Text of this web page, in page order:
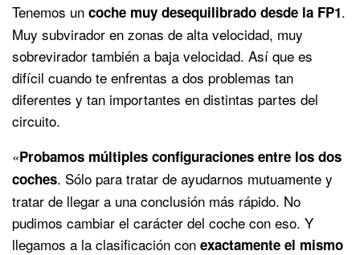
Tenemos un coche muy desequilibrado desde la FP1.
Muy subvirador en zonas de alta velocidad, muy
sobrevirador también a baja velocidad. Así que es
difícil cuando te enfrentas a dos problemas tan
diferentes y tan importantes en distintas partes del
circuito.
«Probamos múltiples configuraciones entre los dos
coches. Sólo para tratar de ayudarnos mutuamente y
tratar de llegar a una conclusión más rápido. No
pudimos cambiar el carácter del coche con eso. Y
llegamos a la clasificación con exactamente el mismo